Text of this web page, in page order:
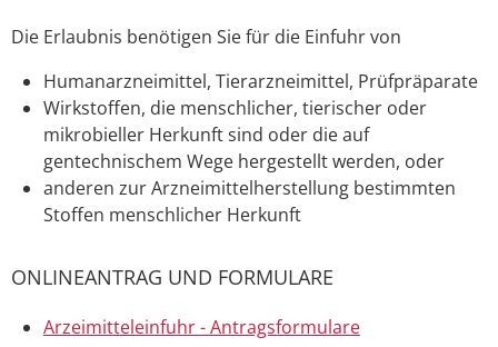
Die Erlaubnis benötigen Sie für die Einfuhr von
Humanarzneimittel, Tierarzneimittel, Prüfpräparate
Wirkstoffen, die menschlicher, tierischer oder
mikrobieller Herkunft sind oder die auf
gentechnischem Wege hergestellt werden, oder
anderen zur Arzneimittelherstellung bestimmten
Stoffen menschlicher Herkunft
ONLINEANTRAG UND FORMULARE
Arzeimitteleinfuhr - Antragsformulare